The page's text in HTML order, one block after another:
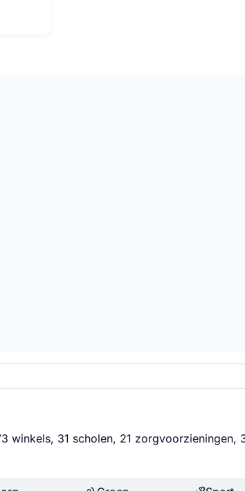
winkels, 31 scholen, 21 zorgvoorzieningen,